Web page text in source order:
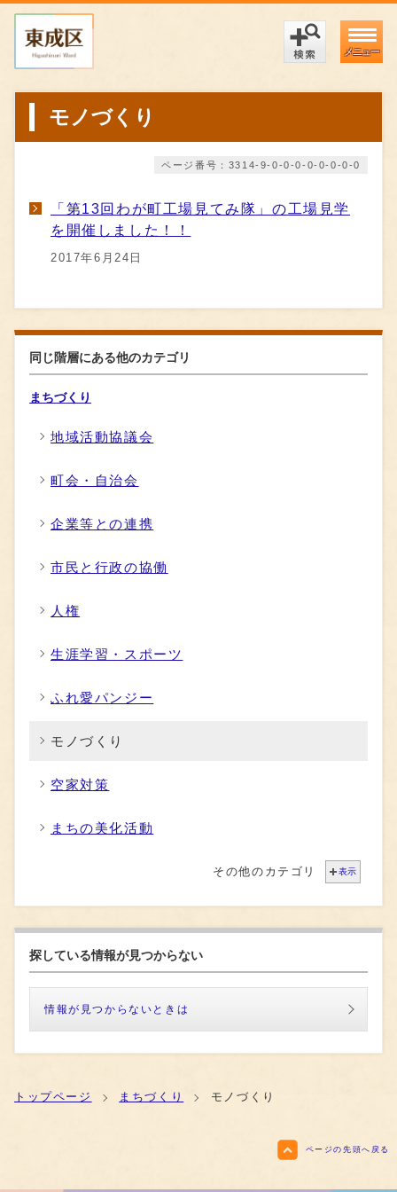
メニュー
モノづくり
ページ番号：3314-9-0-0-0-0-0-0-0-0
「第13回わが町工場見てみ隊」の工場見学
を開催しました！！
2017年6月24日
同じ階層にある他のカテゴリ
まちづくり
地域活動協議会
町会・自治会
企業等との連携
市民と行政の協働
人権
生涯学習・スポーツ
ふれ愛パンジー
モノづくり
空家対策
まちの美化活動
その他のカテゴリ 表示
探している情報が見つからない
情報が見つからないときは
トップページ まちづくり モノづくり
ページの先頭へ戻る